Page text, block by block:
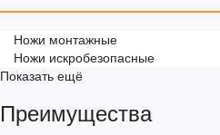
Ножи монтажные
Ножи искробезопасные
Показать ещё
Преимущества